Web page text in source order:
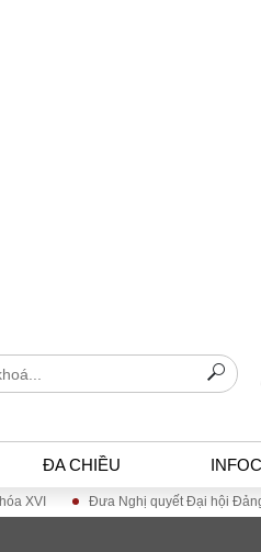
ĐA CHIỀU
Đưa Nghị quyết Đại hội Đảng XIV